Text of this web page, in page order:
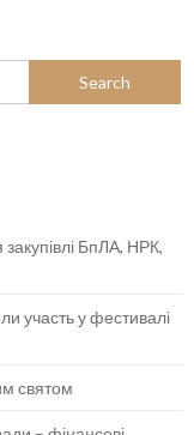
БпЛА, НРК,
участь у фестивалі
святом